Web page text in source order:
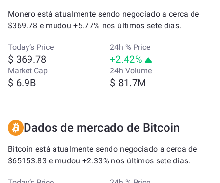
Monero está atualmente sendo negociado a cerca de
$369.78 e mudou +5.77% nos últimos sete dias.
Today’s Price
$ 369.78
24h % Price
+2.42%
Market Cap
$ 6.9B
24h Volume
$ 81.7M
Dados de mercado de Bitcoin
Bitcoin está atualmente sendo negociado a cerca de
$65153.83 e mudou +2.33% nos últimos sete dias.